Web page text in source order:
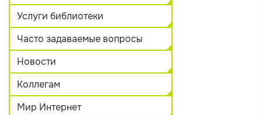
Услуги библиотеки
Часто задаваемые вопросы
Новости
Коллегам
Мир Интернет